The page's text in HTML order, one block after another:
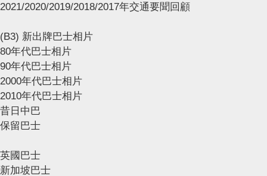
2021/2020/2019/2018/2017年交通要聞回顧
(B3) 新出牌巴士相片
80年代巴士相片
90年代巴士相片
2000年代巴士相片
2010年代巴士相片
昔日中巴
保留巴士
英國巴士
新加坡巴士